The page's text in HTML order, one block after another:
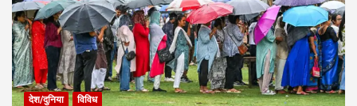
देश/दुनिया विविध